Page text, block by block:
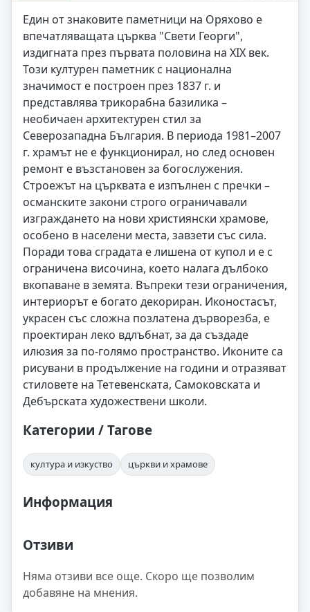
Един от знаковите паметници на Оряхово е
впечатляващата църква "Свети Георги",
издигната през първата половина на XIX век.
Този културен паметник с национална
значимост е построен през 1837 г. и
представлява трикорабна базилика –
необичаен архитектурен стил за
Северозападна България. В периода 1981–2007
г. храмът не е функционирал, но след основен
ремонт е възстановен за богослужения.
Строежът на църквата е изпълнен с пречки –
османските закони строго ограничавали
изграждането на нови християнски храмове,
особено в населени места, завзети със сила.
Поради това сградата е лишена от купол и е с
ограничена височина, което налага дълбоко
вкопаване в земята. Въпреки тези ограничения,
интериорът е богато декориран. Иконостасът,
украсен със сложна позлатена дърворезба, е
проектиран леко вдлъбнат, за да създаде
илюзия за по-голямо пространство. Иконите са
рисувани в продължение на години и отразяват
стиловете на Тетевенската, Самоковската и
Дебърската художествени школи.
Категории / Тагове
култура и изкуство църкви и храмове
Информация
Отзиви
Няма отзиви все още. Скоро ще позволим
добавяне на мнения.